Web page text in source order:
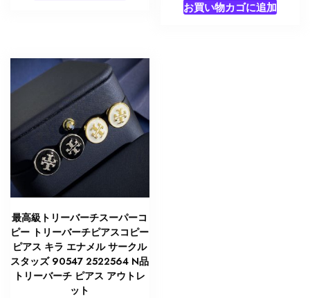
お買い物カゴに追加
最高級トリーバーチスーパーコ
ピー トリーバーチピアスコピー
ピアス キラ エナメル サークル
スタッズ 90547 2522564 N品
トリーバーチ ピアス アウトレ
ット